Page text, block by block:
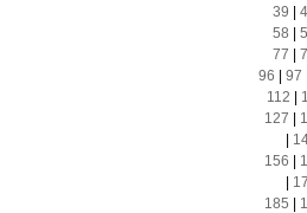
39
58
77
96
97
112
127
156
185